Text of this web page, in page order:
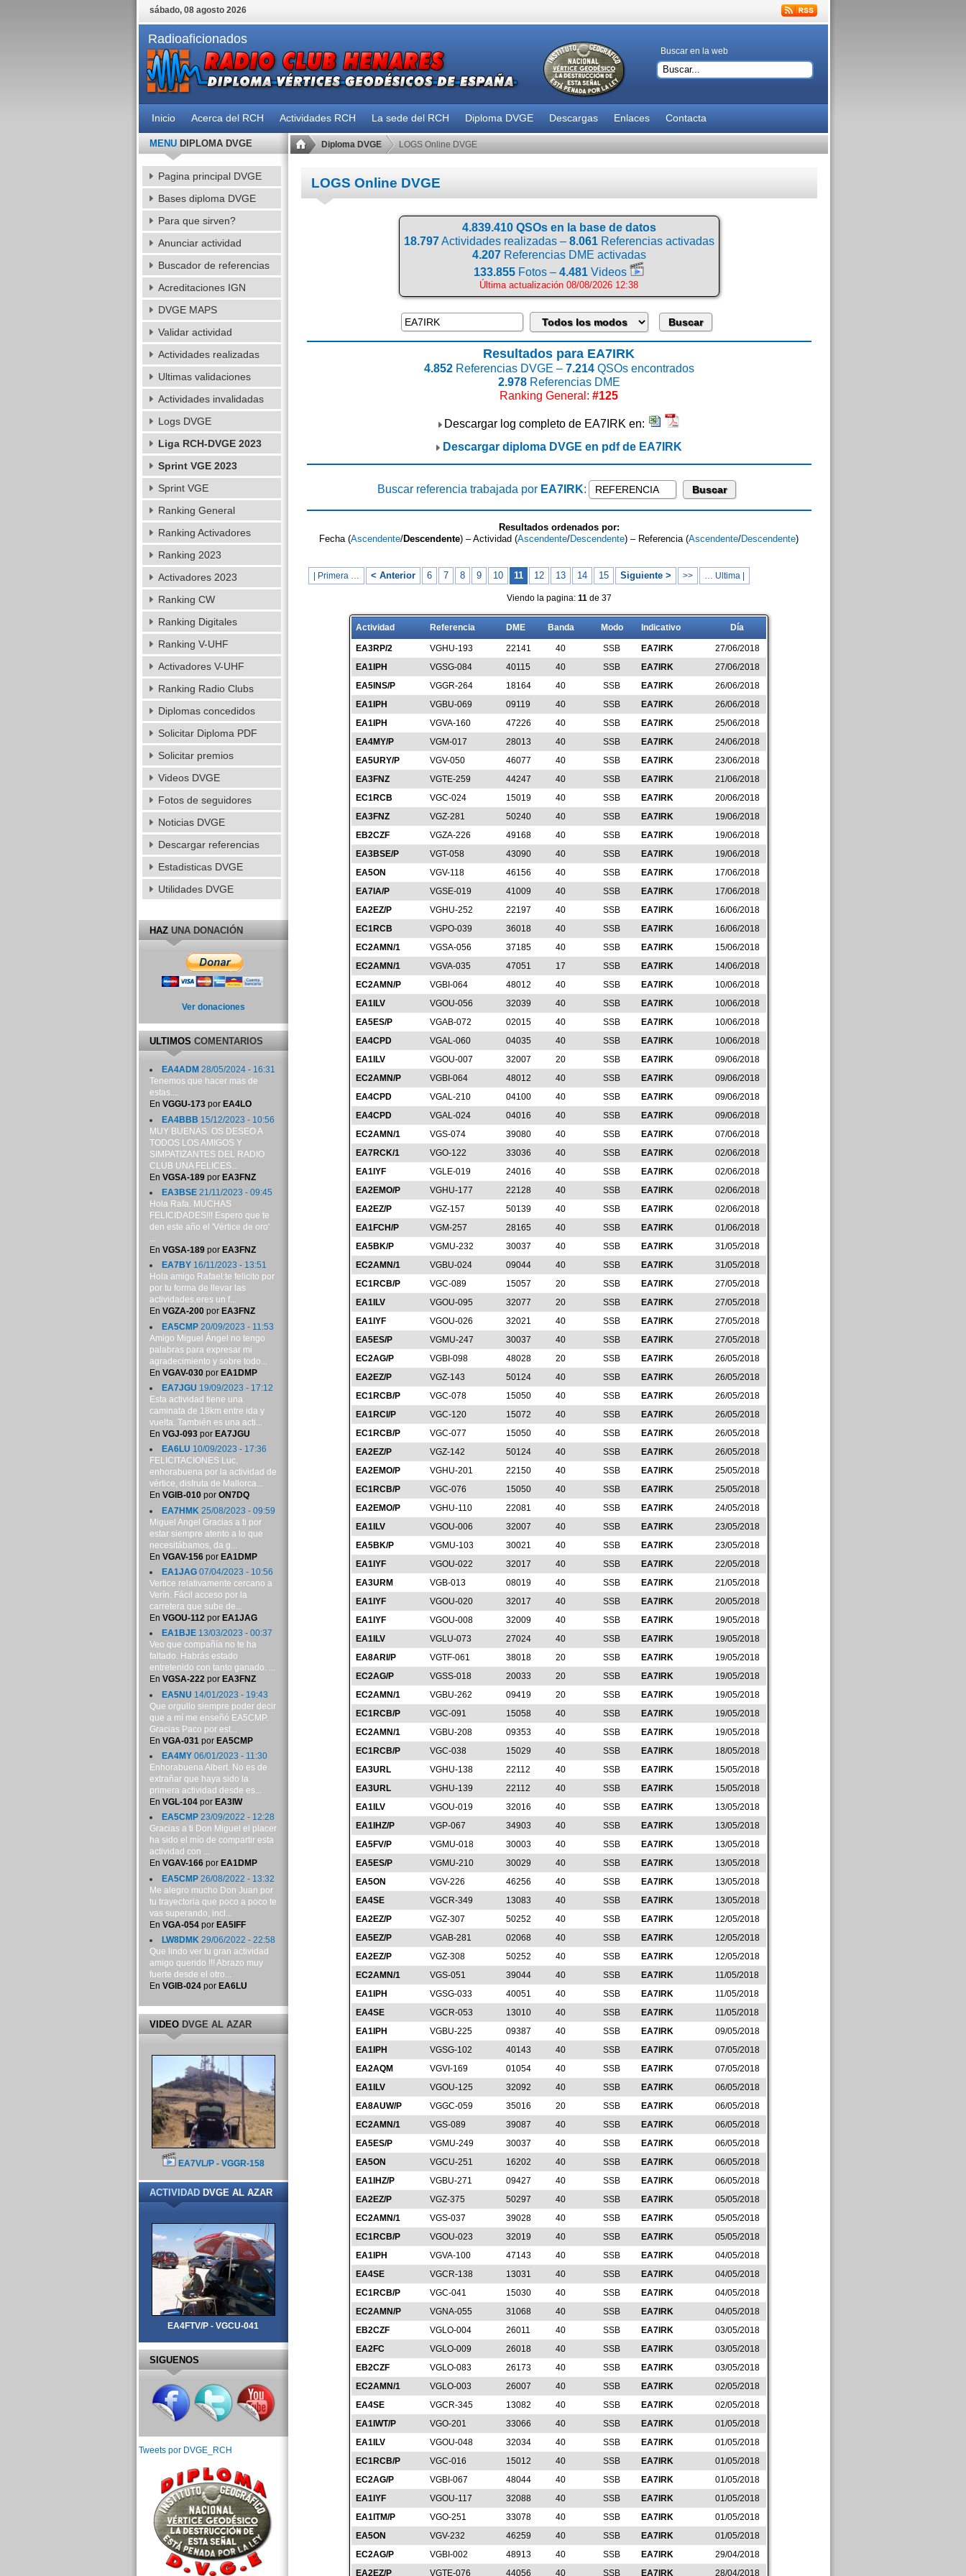
sábado, 08 agosto 2026
Radioaficionados
Buscar en la web
Inicio Acerca del RCH Actividades RCH La sede del RCH Diploma DVGE Descargas Enlaces Contacta
Diploma DVGE LOGS Online DVGE
LOGS Online DVGE
4.839.410 QSOs en la base de datos
18.797Actividades realizadas – 8.061Referencias activadas
4.207Referencias DME activadas
133.855 Fotos – 4.481 Videos
Última actualización 08/08/2026 12:38
Resultados para EA7IRK
4.852Referencias DVGE – 7.214QSOs encontrados
2.978Referencias DME
Ranking General: #125
Descargar log completo de EA7IRK en:
Descargar diploma DVGE en pdf de EA7IRK
Buscar referencia trabajada por EA7IRK:
Resultados ordenados por:
Fecha (Ascendente/Descendente) – Actividad (Ascendente/Descendente) – Referencia (Ascendente/Descendente)
| Primera … < Anterior 6 7 8 9 10 11 12 13 14 15 Siguiente > >> … Ultima |
Viendo la pagina: 11de 37
Actividad Referencia DME Banda Modo Indicativo Día
EA3RP/2 VGHU-193 22141 40 SSB EA7IRK
27/06/2018
EA1IPH
VGSG-084 40115 40 SSB EA7IRK
27/06/2018
EA5INS/P
VGGR-264 18164 40 SSB EA7IRK
26/06/2018
EA1IPH
VGBU-069 09119 40 SSB EA7IRK
26/06/2018
EA1IPH
VGVA-160 47226 40 SSB EA7IRK
25/06/2018
EA4MY/P
VGM-017 28013 40 SSB EA7IRK
24/06/2018
EA5URY/P
VGV-050 46077 40 SSB EA7IRK
23/06/2018
EA3FNZ
VGTE-259 44247 40 SSB EA7IRK
21/06/2018
EC1RCB
VGC-024 15019 40 SSB EA7IRK
20/06/2018
EA3FNZ
VGZ-281 50240 40 SSB EA7IRK
19/06/2018
EB2CZF
VGZA-226 49168 40 SSB EA7IRK
19/06/2018
EA3BSE/P
VGT-058 43090 40 SSB EA7IRK
19/06/2018
EA5ON
VGV-118 46156 40 SSB EA7IRK
17/06/2018
EA7IA/P
VGSE-019 41009 40 SSB EA7IRK
17/06/2018
EA2EZ/P
VGHU-252 22197 40 SSB EA7IRK
16/06/2018
EC1RCB
VGPO-039 36018 40 SSB EA7IRK
16/06/2018
EC2AMN/1
VGSA-056 37185 40 SSB EA7IRK
15/06/2018
EC2AMN/1
VGVA-035 47051 17 SSB EA7IRK
14/06/2018
EC2AMN/P
VGBI-064 48012 40 SSB EA7IRK
10/06/2018
EA1ILV
VGOU-056 32039 40 SSB EA7IRK
10/06/2018
EA5ES/P
VGAB-072 02015 40 SSB EA7IRK
10/06/2018
EA4CPD
VGAL-060 04035 40 SSB EA7IRK
10/06/2018
EA1ILV
VGOU-007 32007 20 SSB EA7IRK
09/06/2018
EC2AMN/P
VGBI-064 48012 40 SSB EA7IRK
09/06/2018
EA4CPD
VGAL-210 04100 40 SSB EA7IRK
09/06/2018
EA4CPD
VGAL-024 04016 40 SSB EA7IRK
09/06/2018
EC2AMN/1
VGS-074 39080 40 SSB EA7IRK
07/06/2018
EA7RCK/1
VGO-122 33036 40 SSB EA7IRK
02/06/2018
EA1IYF
VGLE-019 24016 40 SSB EA7IRK
02/06/2018
EA2EMO/P
VGHU-177 22128 40 SSB EA7IRK
02/06/2018
EA2EZ/P
VGZ-157 50139 40 SSB EA7IRK
02/06/2018
EA1FCH/P
VGM-257 28165 40 SSB EA7IRK
01/06/2018
EA5BK/P
VGMU-232 30037 40 SSB EA7IRK
31/05/2018
EC2AMN/1
VGBU-024 09044 40 SSB EA7IRK
31/05/2018
EC1RCB/P
VGC-089 15057 20 SSB EA7IRK
27/05/2018
EA1ILV
VGOU-095 32077 20 SSB EA7IRK
27/05/2018
EA1IYF
VGOU-026 32021 40 SSB EA7IRK
27/05/2018
EA5ES/P
VGMU-247 30037 40 SSB EA7IRK
27/05/2018
EC2AG/P
VGBI-098 48028 20 SSB EA7IRK
26/05/2018
EA2EZ/P
VGZ-143 50124 40 SSB EA7IRK
26/05/2018
EC1RCB/P
VGC-078 15050 40 SSB EA7IRK
26/05/2018
EA1RCI/P
VGC-120 15072 40 SSB EA7IRK
26/05/2018
EC1RCB/P
VGC-077 15050 40 SSB EA7IRK
26/05/2018
EA2EZ/P
VGZ-142 50124 40 SSB EA7IRK
26/05/2018
EA2EMO/P
VGHU-201 22150 40 SSB EA7IRK
25/05/2018
EC1RCB/P
VGC-076 15050 40 SSB EA7IRK
25/05/2018
EA2EMO/P
VGHU-110 22081 40 SSB EA7IRK
24/05/2018
EA1ILV
VGOU-006 32007 40 SSB EA7IRK
23/05/2018
EA5BK/P
VGMU-103 30021 40 SSB EA7IRK
23/05/2018
EA1IYF
VGOU-022 32017 40 SSB EA7IRK
22/05/2018
EA3URM
VGB-013 08019 40 SSB EA7IRK
21/05/2018
EA1IYF
VGOU-020 32017 40 SSB EA7IRK
20/05/2018
EA1IYF
VGOU-008 32009 40 SSB EA7IRK
19/05/2018
EA1ILV
VGLU-073 27024 40 SSB EA7IRK
19/05/2018
EA8ARI/P
VGTF-061 38018 20 SSB EA7IRK
19/05/2018
EC2AG/P
VGSS-018 20033 20 SSB EA7IRK
19/05/2018
EC2AMN/1
VGBU-262 09419 20 SSB EA7IRK
19/05/2018
EC1RCB/P
VGC-091 15058 40 SSB EA7IRK
19/05/2018
EC2AMN/1
VGBU-208 09353 40 SSB EA7IRK
19/05/2018
EC1RCB/P
VGC-038 15029 40 SSB EA7IRK
18/05/2018
EA3URL
VGHU-138 22112 40 SSB EA7IRK
15/05/2018
EA3URL
VGHU-139 22112 40 SSB EA7IRK
15/05/2018
EA1ILV
VGOU-019 32016 40 SSB EA7IRK
13/05/2018
EA1IHZ/P
VGP-067 34903 40 SSB EA7IRK
13/05/2018
EA5FV/P
VGMU-018 30003 40 SSB EA7IRK
13/05/2018
EA5ES/P
VGMU-210 30029 40 SSB EA7IRK
13/05/2018
EA5ON
VGV-226 46256 40 SSB EA7IRK
13/05/2018
EA4SE
VGCR-349 13083 40 SSB EA7IRK
13/05/2018
EA2EZ/P
VGZ-307 50252 40 SSB EA7IRK
12/05/2018
EA5EZ/P
VGAB-281 02068 40 SSB EA7IRK
12/05/2018
EA2EZ/P
VGZ-308 50252 40 SSB EA7IRK
12/05/2018
EC2AMN/1
VGS-051 39044 40 SSB EA7IRK
11/05/2018
EA1IPH
VGSG-033 40051 40 SSB EA7IRK
11/05/2018
EA4SE
VGCR-053 13010 40 SSB EA7IRK
11/05/2018
EA1IPH
VGBU-225 09387 40 SSB EA7IRK
09/05/2018
EA1IPH
VGSG-102 40143 40 SSB EA7IRK
07/05/2018
EA2AQM
VGVI-169 01054 40 SSB EA7IRK
07/05/2018
EA1ILV
VGOU-125 32092 40 SSB EA7IRK
06/05/2018
EA8AUW/P
VGGC-059 35016 20 SSB EA7IRK
06/05/2018
EC2AMN/1
VGS-089 39087 40 SSB EA7IRK
06/05/2018
EA5ES/P
VGMU-249 30037 40 SSB EA7IRK
06/05/2018
EA5ON
VGCU-251 16202 40 SSB EA7IRK
06/05/2018
EA1IHZ/P
VGBU-271 09427 40 SSB EA7IRK
06/05/2018
EA2EZ/P
VGZ-375 50297 40 SSB EA7IRK
05/05/2018
EC2AMN/1
VGS-037 39028 40 SSB EA7IRK
05/05/2018
EC1RCB/P
VGOU-023 32019 40 SSB EA7IRK
05/05/2018
EA1IPH
VGVA-100 47143 40 SSB EA7IRK
04/05/2018
EA4SE
VGCR-138 13031 40 SSB EA7IRK
04/05/2018
EC1RCB/P
VGC-041 15030 40 SSB EA7IRK
04/05/2018
EC2AMN/P
VGNA-055 31068 40 SSB EA7IRK
04/05/2018
EB2CZF
VGLO-004 26011 40 SSB EA7IRK
03/05/2018
EA2FC
VGLO-009 26018 40 SSB EA7IRK
03/05/2018
EB2CZF
VGLO-083 26173 40 SSB EA7IRK
03/05/2018
EC2AMN/1
VGLO-003 26007 40 SSB EA7IRK
02/05/2018
EA4SE
VGCR-345 13082 40 SSB EA7IRK
02/05/2018
EA1IWT/P
VGO-201 33066 40 SSB EA7IRK
01/05/2018
EA1ILV
VGOU-048 32034 40 SSB EA7IRK
01/05/2018
EC1RCB/P
VGC-016 15012 40 SSB EA7IRK
01/05/2018
EC2AG/P
VGBI-067 48044 40 SSB EA7IRK
01/05/2018
EA1IYF
VGOU-117 32088 40 SSB EA7IRK
01/05/2018
EA1ITM/P
VGO-251 33078 40 SSB EA7IRK
01/05/2018
EA5ON
VGV-232 46259 40 SSB EA7IRK
01/05/2018
EC2AG/P
VGBI-002 48913 40 SSB EA7IRK
29/04/2018
EA2EZ/P
VGTE-076 44056 40 SSB EA7IRK 28/04/2018
MENUDIPLOMA DVGE
Pagina principal DVGE
Bases diploma DVGE
Para que sirven?
Anunciar actividad
Buscador de referencias
Acreditaciones IGN
DVGE MAPS
Validar actividad
Actividades realizadas
Ultimas validaciones
Actividades invalidadas
Logs DVGE
Liga RCH-DVGE 2023
Sprint VGE 2023
Sprint VGE
Ranking General
Ranking Activadores
Ranking 2023
Activadores 2023
Ranking CW
Ranking Digitales
Ranking V-UHF
Activadores V-UHF
Ranking Radio Clubs
Diplomas concedidos
Solicitar Diploma PDF
Solicitar premios
Videos DVGE
Fotos de seguidores
Noticias DVGE
Descargar referencias
Estadisticas DVGE
Utilidades DVGE
HAZUNA DONACIÓN
Ver donaciones
ULTIMOSCOMENTARIOS
EA4ADM 28/05/2024 - 16:31
Tenemos que hacer mas de
estas....
En VGGU-173por EA4LO
EA4BBB 15/12/2023 - 10:56
MUY BUENAS. OS DESEO A
TODOS LOS AMIGOS Y
SIMPATIZANTES DEL RADIO
CLUB UNA FELICES...
En VGSA-189por EA3FNZ
EA3BSE21/11/2023 - 09:45
Hola Rafa. MUCHAS
FELICIDADES!!! Espero que te
den este año el 'Vértice de oro'
...
En VGSA-189por EA3FNZ
EA7BY16/11/2023 - 13:51
Hola amigo Rafael:te felicito por
por tu forma de llevar las
actividades,eres un f...
En VGZA-200por EA3FNZ
EA5CMP20/09/2023 - 11:53
Amigo Miguel Ángel no tengo
palabras para expresar mi
agradecimiento y sobre todo...
En VGAV-030por EA1DMP
EA7JGU 19/09/2023 - 17:12
Esta actividad tiene una
caminata de 18km entre ida y
vuelta. También es una acti...
En VGJ-093por EA7JGU
EA6LU 10/09/2023 - 17:36
FELICITACIONES Luc,
enhorabuena por la actividad de
vértice, disfruta de Mallorca...
En VGIB-010por ON7DQ
EA7HMK 25/08/2023 - 09:59
Miguel Angel Gracias a ti por
estar siempre atento a lo que
necesitábamos, da g...
En VGAV-156por EA1DMP
EA1JAG07/04/2023 - 10:56
Vertice relativamente cercano a
Verín. Fácil acceso por la
carretera que sube de...
En VGOU-112por EA1JAG
EA1BJE13/03/2023 - 00:37
Veo que compañía no te ha
faltado. Habrás estado
entretenido con tanto ganado. ...
En VGSA-222por EA3FNZ
EA5NU 14/01/2023 - 19:43
Que orgullo siempre poder decir
que a mí me enseñó EA5CMP.
Gracias Paco por est...
En VGA-031 por EA5CMP
EA4MY06/01/2023 - 11:30
Enhorabuena Albert. No es de
extrañar que haya sido la
primera actividad desde es...
En VGL-104por EA3IW
EA5CMP23/09/2022 - 12:28
Gracias a ti Don Miguel el placer
ha sido el mío de compartir esta
actividad con ...
En VGAV-166por EA1DMP
EA5CMP26/08/2022 - 13:32
Me alegro mucho Don Juan por
tu trayectoria que poco a poco te
vas superando, incl...
En VGA-054por EA5IFF
LW8DMK29/06/2022 - 22:58
Que lindo ver tu gran actividad
amigo querido !!! Abrazo muy
fuerte desde el otro...
En VGIB-024por EA6LU
VIDEODVGE AL AZAR
EA7VL/P - VGGR-158
ACTIVIDADDVGE AL AZAR
EA4FTV/P - VGCU-041
SIGUENOS
Tweets por DVGE_RCH